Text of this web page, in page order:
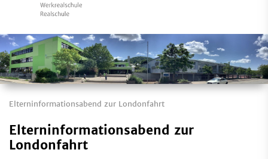
Elterninformationsabend zur Londonfahrt
Elterninformationsabend zur
Londonfahrt